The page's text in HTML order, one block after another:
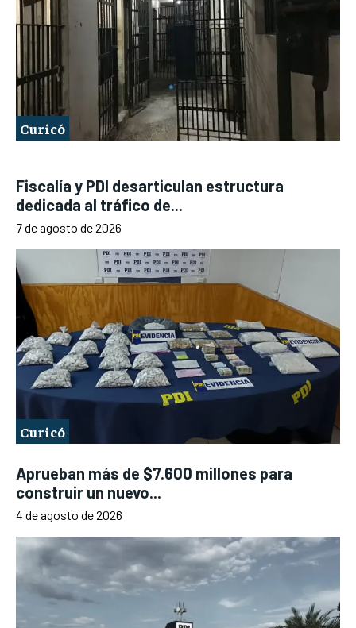
Curicó
Fiscalía y PDI desarticulan estructura
dedicada al tráfico de...
7 de agosto de 2026
Curicó
Aprueban más de $7.600 millones para
construir un nuevo...
4 de agosto de 2026